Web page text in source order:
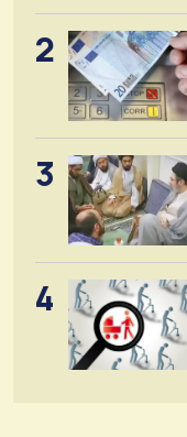
2
3
4